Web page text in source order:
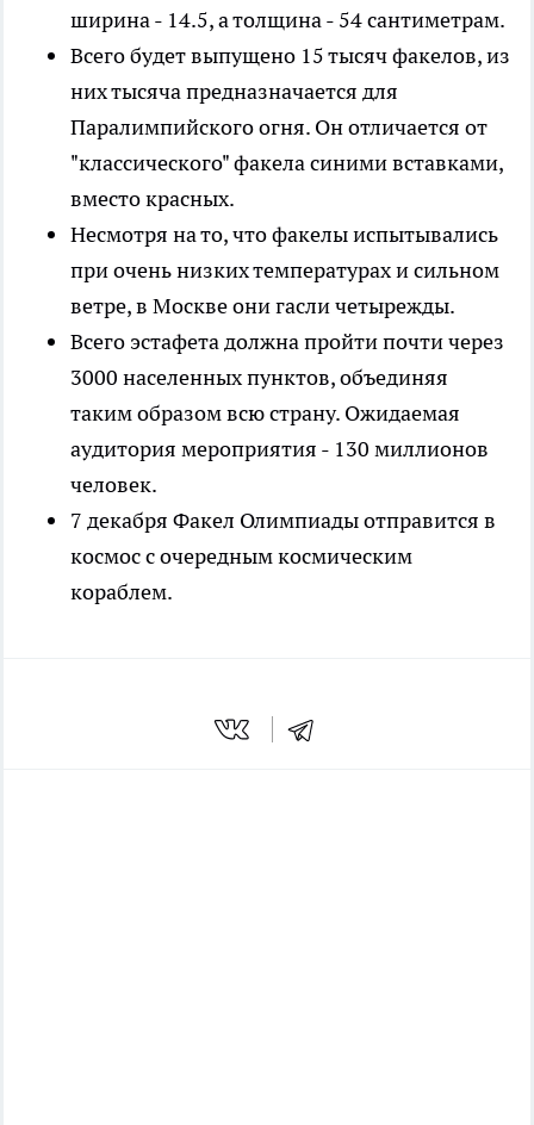
ширина - 14.5, а толщина - 54 сантиметрам.
Всего будет выпущено 15 тысяч факелов, из
них тысяча предназначается для
Паралимпийского огня. Он отличается от
"классического" факела синими вставками,
вместо красных.
Несмотря на то, что факелы испытывались
при очень низких температурах и сильном
ветре, в Москве они гасли четырежды.
Всего эстафета должна пройти почти через
3000 населенных пунктов, объединяя
таким образом всю страну. Ожидаемая
аудитория мероприятия - 130 миллионов
человек.
7 декабря Факел Олимпиады отправится в
космос с очередным космическим
кораблем.